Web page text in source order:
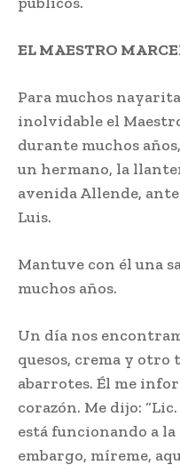
EL MAESTRO
Para muchos
inolvidable el
durante muchos
un hermano, la
avenida Allende,
Luis.
Mantuve con él una
muchos años.
Un día nos
quesos, crema y
abarrotes. Él me
corazón. Me dijo:
está funcionando a
embargo, míreme,